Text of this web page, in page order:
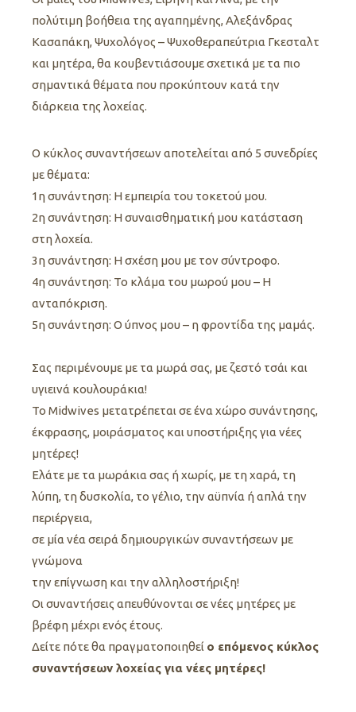
πολύτιμη βοήθεια της αγαπημένης, Αλεξάνδρας
Κασαπάκη, Ψυχολόγος – Ψυχοθεραπεύτρια Γκεσταλτ
και μητέρα, θα κουβεντιάσουμε σχετικά με τα πιο
σημαντικά θέματα που προκύπτουν κατά την
διάρκεια της λοχείας.
Ο κύκλος συναντήσεων αποτελείται από 5 συνεδρίες
με θέματα:
1η συνάντηση: H εμπειρία του τοκετού μου.
2η συνάντηση: Η συναισθηματική μου κατάσταση
στη λοχεία.
3η συνάντηση: H σχέση μου με τον σύντροφο.
4η συνάντηση: To κλάμα του μωρού μου – Η
ανταπόκριση.
5η συνάντηση: O ύπνος μου – η φροντίδα της μαμάς.
Σας περιμένουμε με τα μωρά σας, με ζεστό τσάι και
υγιεινά κουλουράκια!
Το Midwives μετατρέπεται σε ένα χώρο συνάντησης,
έκφρασης, μοιράσματος και υποστήριξης για νέες
μητέρες!
Ελάτε με τα μωράκια σας ή χωρίς, με τη χαρά, τη
λύπη, τη δυσκολία, το γέλιο, την αϋπνία ή απλά την
περιέργεια,
σε μία νέα σειρά δημιουργικών συναντήσεων με
γνώμονα
την επίγνωση και την αλληλοστήριξη!
Οι συναντήσεις απευθύνονται σε νέες μητέρες με
βρέφη μέχρι ενός έτους.
Δείτε πότε θα πραγματοποιηθεί ο επόμενος κύκλος
συναντήσεων λοχείας για νέες μητέρες!